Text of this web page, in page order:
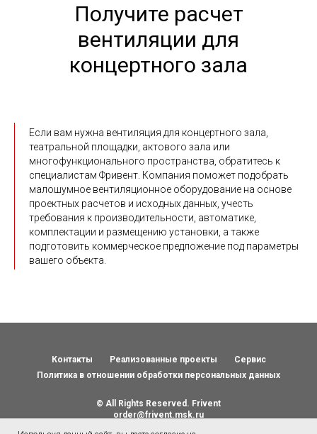
Получите расчет
вентиляции для
концертного зала
Если вам нужна вентиляция для концертного зала,
театральной площадки, актового зала или
многофункционального пространства, обратитесь к
специалистам Фривент. Компания поможет подобрать
малошумное вентиляционное оборудование на основе
проектных расчетов и исходных данных, учесть
требования к производительности, автоматике,
комплектации и размещению установки, а также
подготовить коммерческое предложение под параметры
вашего объекта.
Контакты Реализованные проекты
Сервис
Политика в отношении обработки персональных данных
© All Rights Reserved. Frivent
order@frivent.msk.ru